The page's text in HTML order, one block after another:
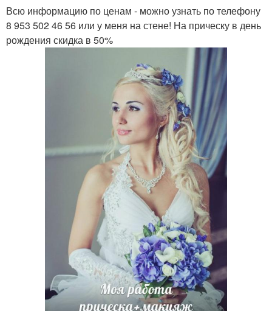
Всю информацию по ценам - можно узнать по телефону
8 953 502 46 56 или у меня на стене! На прическу в день
рождения скидка в 50%